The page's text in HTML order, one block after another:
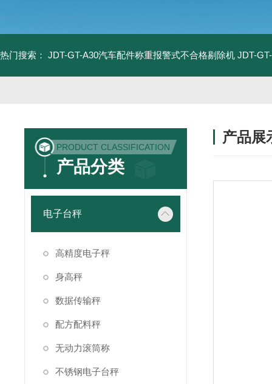
热门搜索： JDT-GT-A30汽车配件称重报警式不合格剔除机 JDT-
PRODUCT CLASSIFICATION
产品分类
电子台秤
高精度电子秤
身高秤
数据传输秤
配方配料秤
无动力滚筒称
不锈钢电子台秤
产品展